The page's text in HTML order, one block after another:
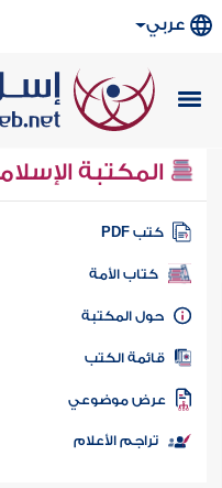
عربي
المكتبة
كتب PDF
كتاب الأمة
المكتبة
الكتب
موضوعي